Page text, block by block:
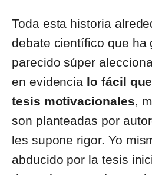
Toda esta historia
debate científico que ha
parecido súper
en evidencia lo fácil
tesis motivacionales,
son planteadas por
les supone rigor. Yo
abducido por la tesis